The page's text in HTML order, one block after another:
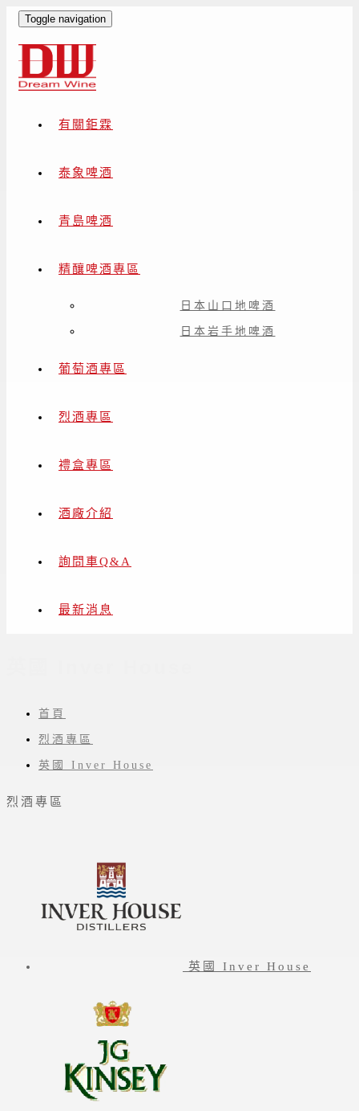
Toggle navigation
有關鉅霖
泰象啤酒
青島啤酒
精釀啤酒專區
日本山口地啤酒
日本岩手地啤酒
葡萄酒專區
烈酒專區
禮盒專區
酒廠介紹
詢問車Q&A
最新消息
首頁
烈酒專區
英國 Inver House
烈酒專區
英國 Inver House